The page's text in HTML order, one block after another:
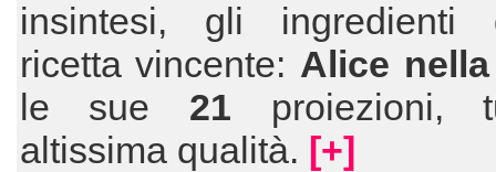
insintesi, gli
ricetta vincente: Alice nella
le sue 21 proiezioni,
altissima qualità. [+]